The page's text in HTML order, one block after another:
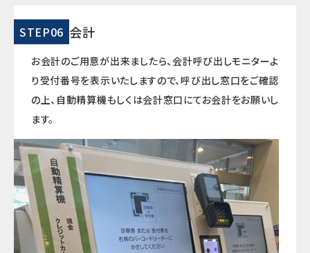
STEP06 会計
お会計のご用意が出来ましたら、会計呼び出しモニターよ
り受付番号を表示いたしますので、呼び出し窓口をご確認
の上、自動精算機もしくは会計窓口にてお会計をお願いし
ます。